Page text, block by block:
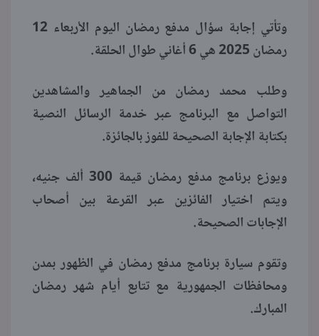
وتأتي إجابة سؤال مدفع رمضان اليوم الأربعاء 12
رمضان 2025 هي 6 أغاني طوال الحلقة.
وطلب محمد رمضان من الجماهير والمشاهدين
التواصل مع البرنامج عبر خدمة الرسائل النصية
بكتابة الإجابة الصحيحة للفوز بالجائزة.
ويوزع برنامج مدفع رمضان قيمة 300 ألف جنيه،
ويتم اختيار الفائزين عبر القرعة بين أصحاب
الإجابات الصحيحة.
وتقوم سيارة برنامج مدفع رمضان في الظهور بمدن
ومحافظات الجمهورية مع تتابع أيام شهر رمضان
المبارك.